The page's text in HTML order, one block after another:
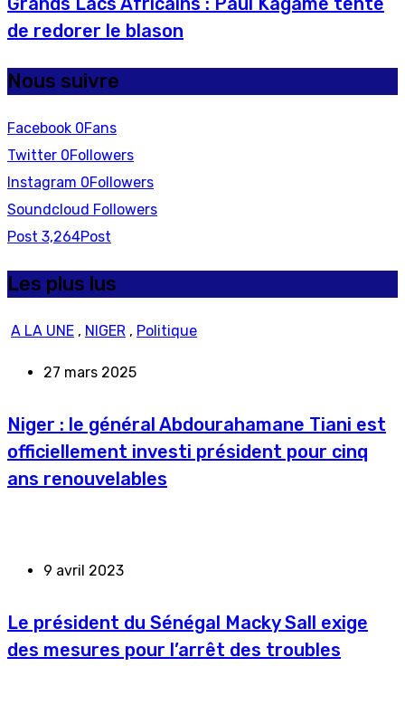
de redorer le blason
Nous suivre
Facebook 0Fans
Twitter 0Followers
Instagram 0Followers
Soundcloud Followers
Post 3,264Post
Les plus lus
A LA UNE , NIGER , Politique
27 mars 2025
Niger : le général Abdourahamane Tiani est
officiellement investi président pour cinq
ans renouvelables
9 avril 2023
Le président du Sénégal Macky Sall exige
des mesures pour l’arrêt des troubles